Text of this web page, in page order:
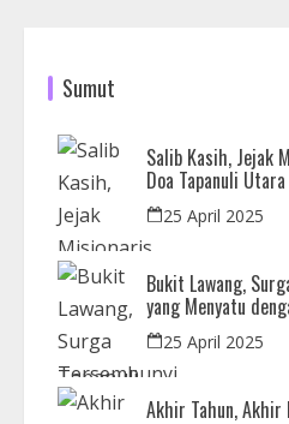
Sumut
Salib Kasih, Jejak
Doa Tapanuli Utara
25 April 2025
Bukit Lawang,
yang Menyatu
25 April 2025
Akhir Tahun,